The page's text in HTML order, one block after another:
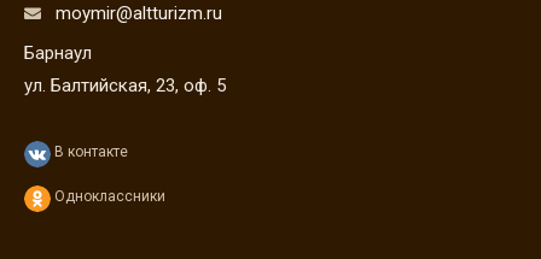
moymir@altturizm.ru
Барнаул
ул. Балтийская, 23, оф. 5
В контакте
Одноклассники